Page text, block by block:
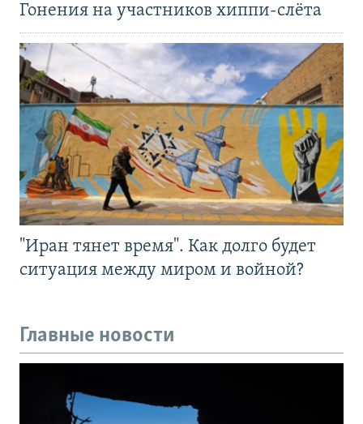
Гонения на участников хиппи-слёта
"Иран тянет время". Как долго будет
ситуация между миром и войной?
Главные новости